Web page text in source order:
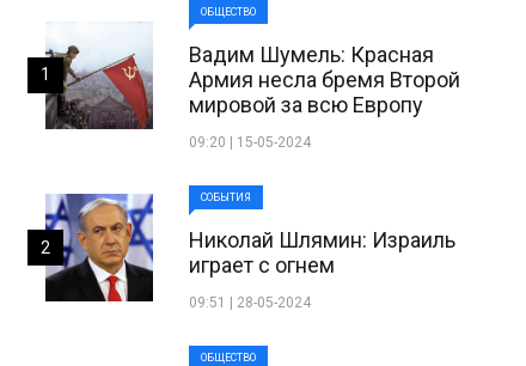
ОБЩЕСТВО
Вадим Шумель: Красная
Армия несла бремя Второй
мировой за всю Европу
09:20 | 15-05-2024
1
СОБЫТИЯ
Николай Шлямин: Израиль
играет с огнем
09:51 | 28-05-2024
2
ОБЩЕСТВО